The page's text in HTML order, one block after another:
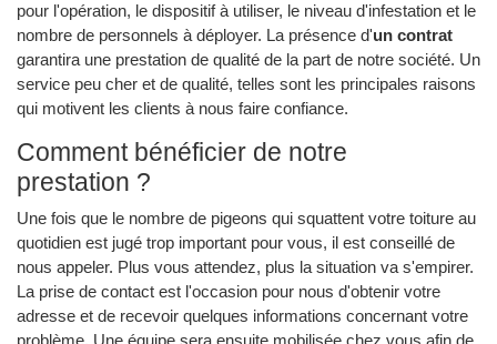
pour l'opération, le dispositif à utiliser, le niveau d'infestation et le
nombre de personnels à déployer. La présence d'un contrat
garantira une prestation de qualité de la part de notre société. Un
service peu cher et de qualité, telles sont les principales raisons
qui motivent les clients à nous faire confiance.
Comment bénéficier de notre
prestation ?
Une fois que le nombre de pigeons qui squattent votre toiture au
quotidien est jugé trop important pour vous, il est conseillé de
nous appeler. Plus vous attendez, plus la situation va s'empirer.
La prise de contact est l'occasion pour nous d'obtenir votre
adresse et de recevoir quelques informations concernant votre
problème. Une équipe sera ensuite mobilisée chez vous afin de